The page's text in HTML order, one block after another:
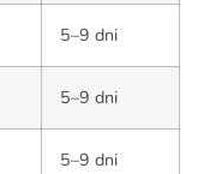
5–9 dni
5–9 dni
5–9 dni